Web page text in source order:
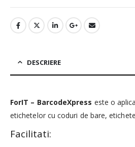
DESCRIERE
ForIT – BarcodeXpress este o
etichetelor cu coduri de bare,
Facilitati: